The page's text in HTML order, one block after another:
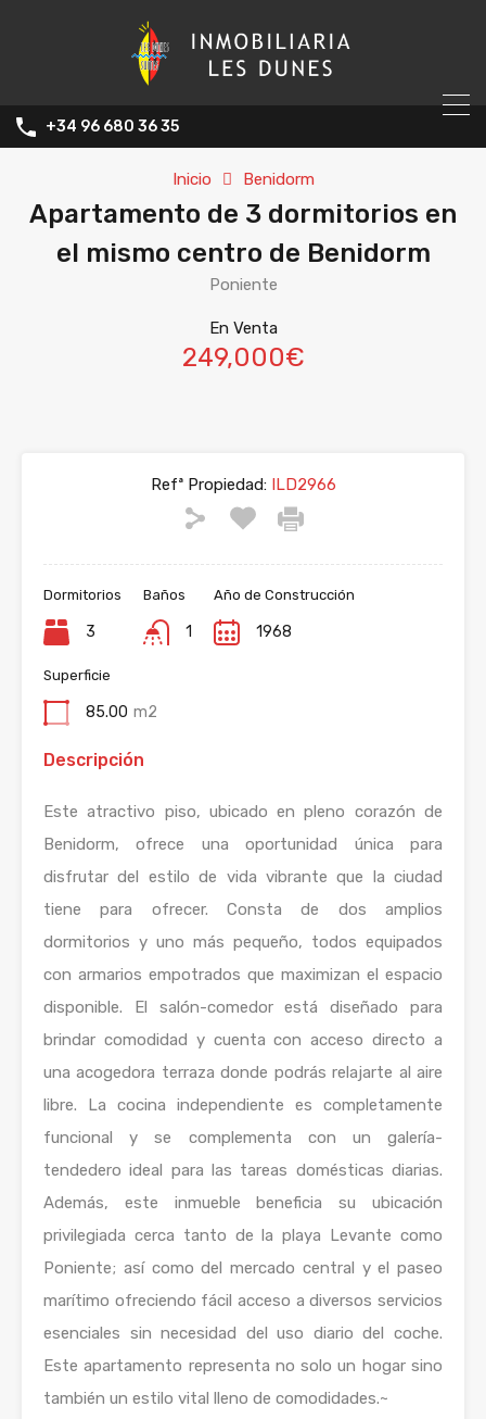
+34 96 680 36 35
Inicio Benidorm
Apartamento de 3 dormitorios en
el mismo centro de Benidorm
Poniente
En Venta
249,000€
Refª Propiedad:ILD2966
Dormitorios
3
Baños
1
Año de Construcción
1968
Superficie
85.00 m2
Descripción
Este atractivo piso, ubicado en pleno corazón de
Benidorm, ofrece una oportunidad única para
disfrutar del estilo de vida vibrante que la ciudad
tiene para ofrecer. Consta de dos amplios
dormitorios y uno más pequeño, todos equipados
con armarios empotrados que maximizan el espacio
disponible. El salón-comedor está diseñado para
brindar comodidad y cuenta con acceso directo a
una acogedora terraza donde podrás relajarte al aire
libre. La cocina independiente es completamente
funcional y se complementa con un galería-
tendedero ideal para las tareas domésticas diarias.
Además, este inmueble beneficia su ubicación
privilegiada cerca tanto de la playa Levante como
Poniente; así como del mercado central y el paseo
marítimo ofreciendo fácil acceso a diversos servicios
esenciales sin necesidad del uso diario del coche.
Este apartamento representa no solo un hogar sino
también un estilo vital lleno de comodidades.~